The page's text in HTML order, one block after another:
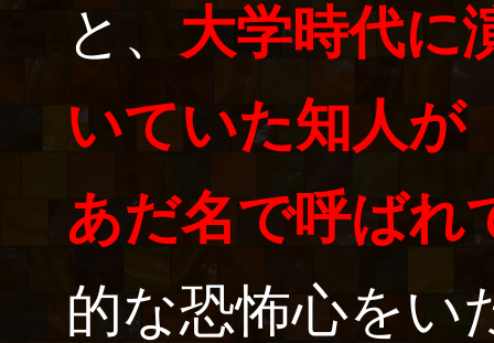
と、 大学時代に
いていた知人が
あだ名で呼ばれ
的な恐怖心をい